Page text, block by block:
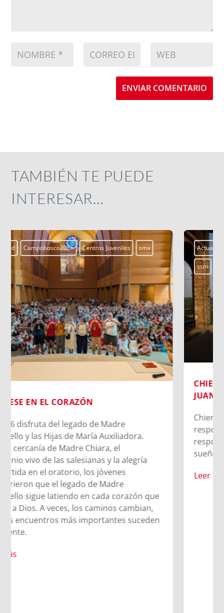
ENVIAR COMENTARIO
TAMBIÉN TE PUEDE
INTERESAR…
Actualidad Campobosco2026 Centros Juveniles smx
ssm
CHIERI: SIGUIENDO LOS PASOS DEL JOVEN
Chieri marca este tiempo del joven Juan Bosco,
respondiendo así con su esfuerzo y
responsabilidad al mandato de la Maestra del
sueño de los 9 años.
Leer más